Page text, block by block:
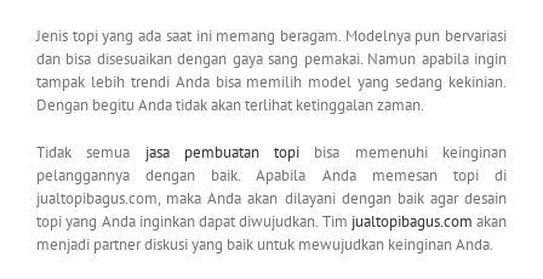
Jenis topi yang ada saat ini memang beragam. Modelnya pun bervariasi
dan bisa disesuaikan dengan gaya sang pemakai. Namun apabila ingin
tampak lebih trendi Anda bisa memilih model yang sedang kekinian.
Dengan begitu Anda tidak akan terlihat ketinggalan zaman.
Tidak semua jasa pembuatan topi bisa memenuhi keinginan
pelanggannya dengan baik. Apabila Anda memesan topi di
jualtopibagus.com, maka Anda akan dilayani dengan baik agar desain
topi yang Anda inginkan dapat diwujudkan. Tim jualtopibagus.com akan
menjadi partner diskusi yang baik untuk mewujudkan keinginan Anda.